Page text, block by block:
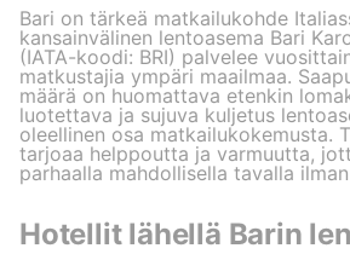
Bari on tärkeä matkailukohde
kansainvälinen lentoasema Bari
(IATA-koodi: BRI) palvelee
matkustajia ympäri maailmaa.
määrä on huomattava etenkin
luotettava ja sujuva kuljetus
oleellinen osa matkailukokemusta.
tarjoaa helppoutta ja varmuutta,
parhaalla mahdollisella tavalla
Hotellit lähellä Barin